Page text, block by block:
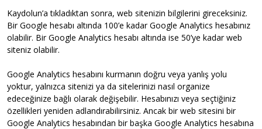
Kaydolun’a tıkladıktan sonra, web sitenizin bilgilerini gireceksiniz.
Bir Google hesabı altında 100’e kadar Google Analytics hesabınız
olabilir. Bir Google Analytics hesabı altında ise 50’ye kadar web
siteniz olabilir.
Google Analytics hesabını kurmanın doğru veya yanlış yolu
yoktur, yalnızca sitenizi ya da sitelerinizi nasıl organize
edeceğinize bağlı olarak değişebilir. Hesabınızı veya seçtiğiniz
özellikleri yeniden adlandırabilirsiniz. Ancak bir web sitesini bir
Google Analytics hesabından bir başka Google Analytics hesabına